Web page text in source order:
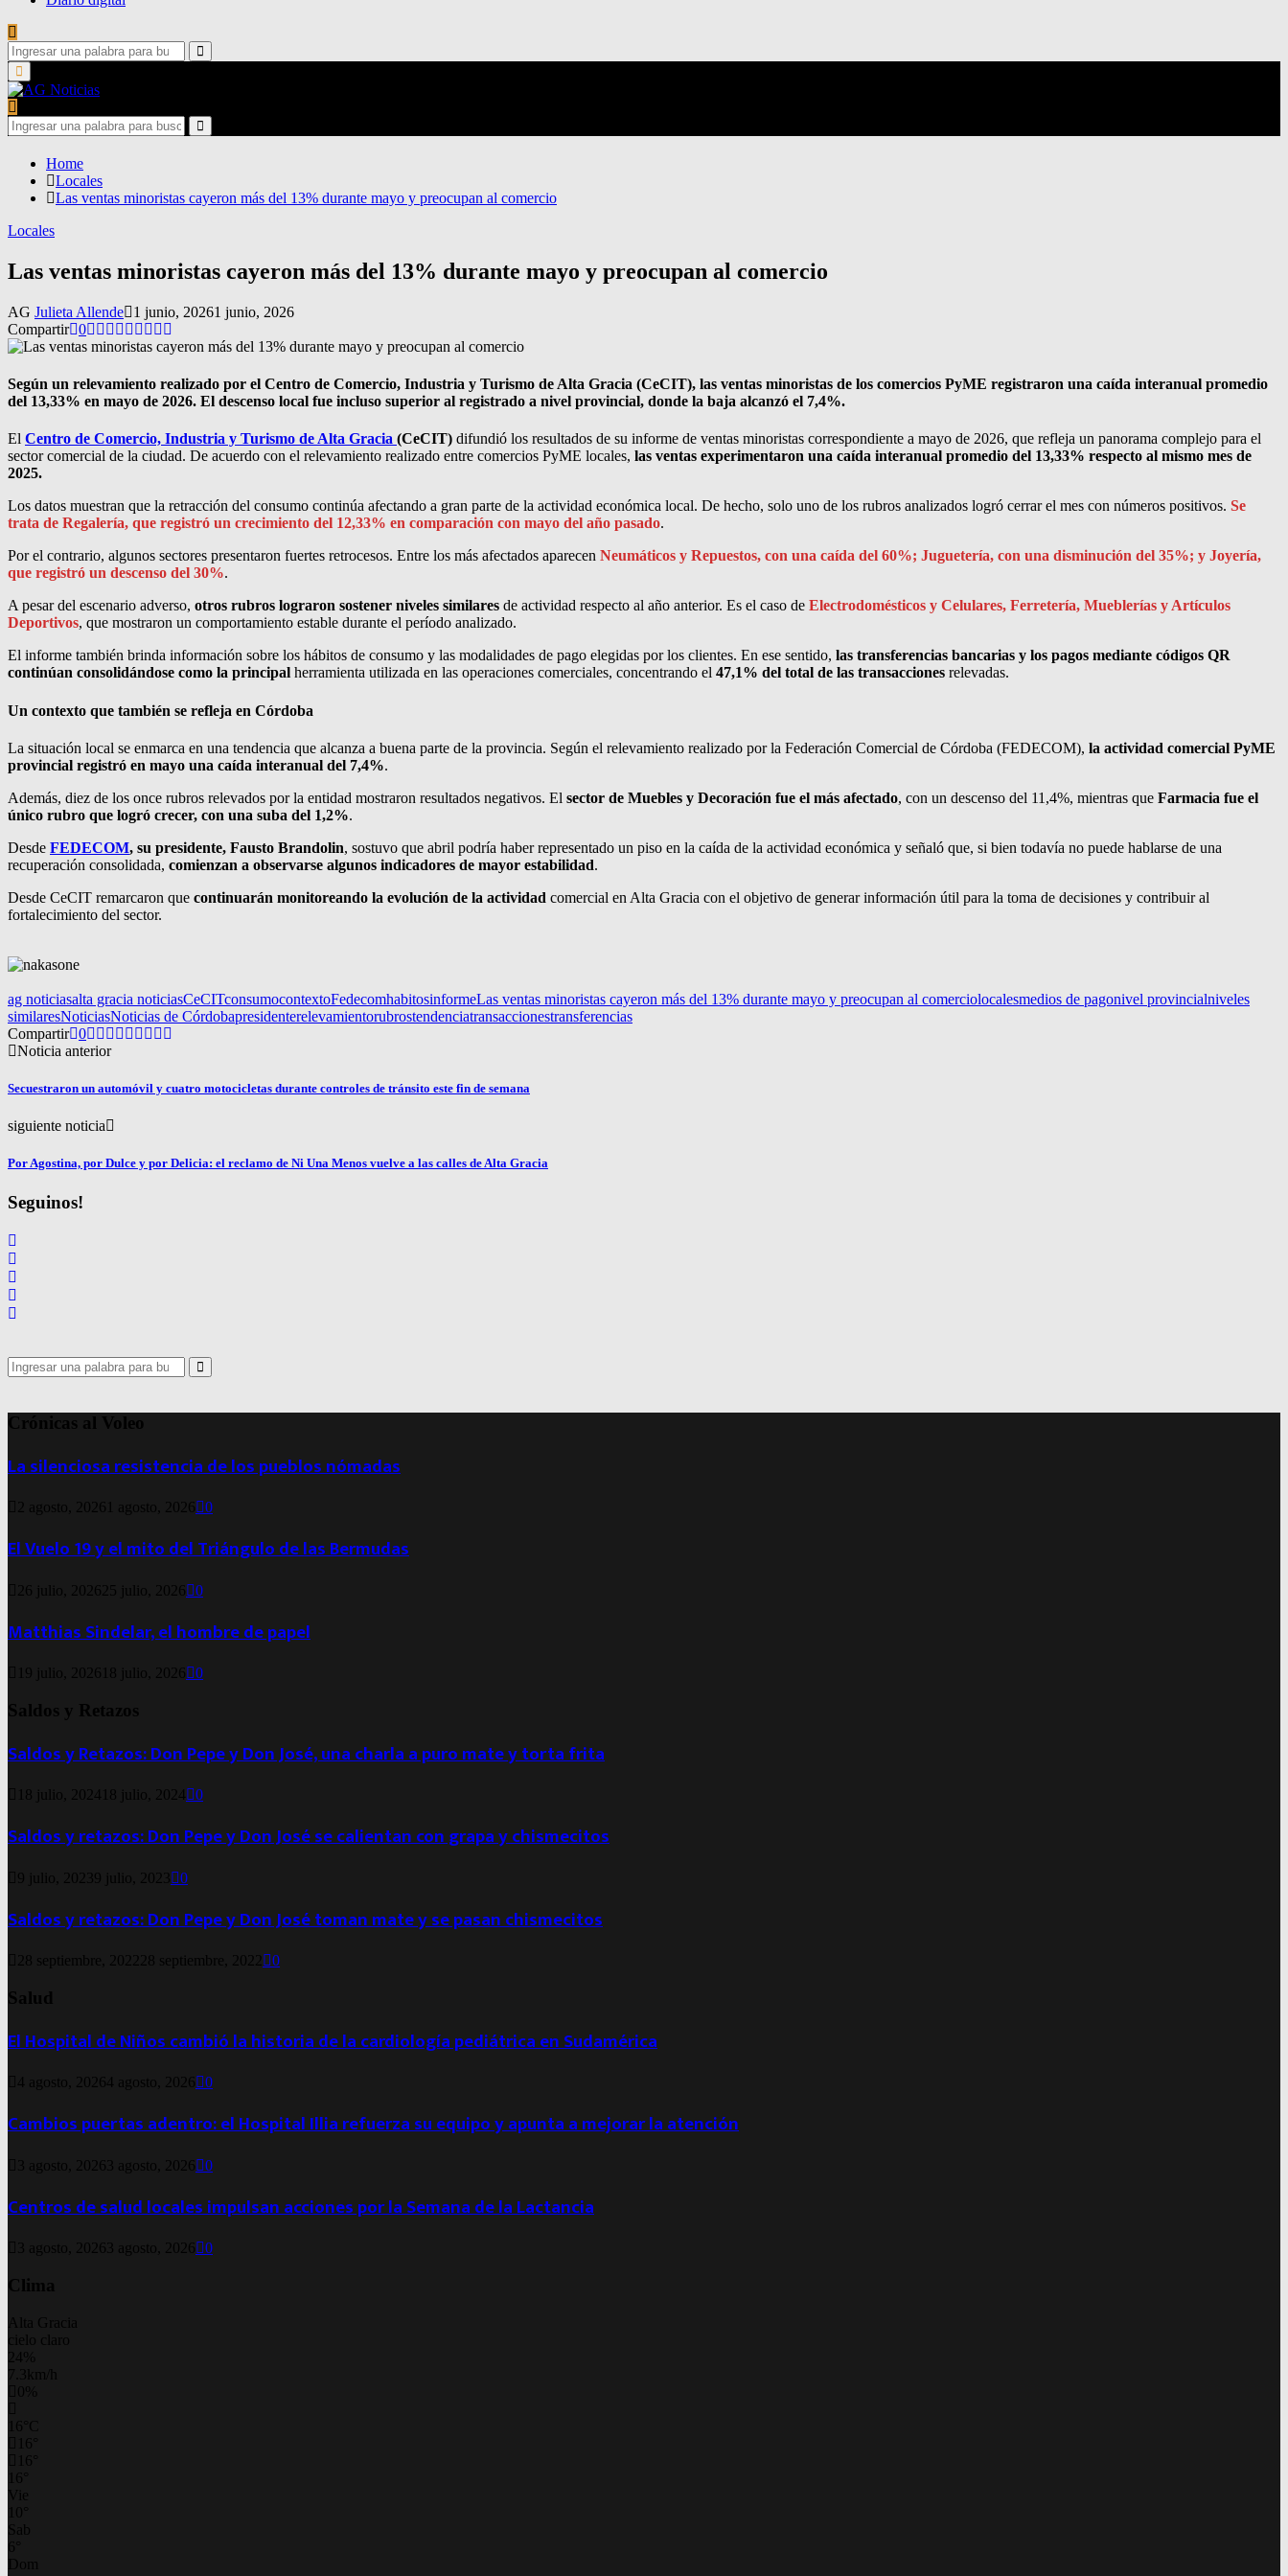
Search
for:
Search
Primary
Menu
Search
for:
Search
Home
Locales
Las ventas minoristas cayeron más del 13% durante mayo y preocupan al comercio
Locales
Las ventas minoristas cayeron más del 13% durante mayo y preocupan al comercio
AG Julieta Allende 1 junio, 20261 junio, 2026
Compartir 0
Según un relevamiento realizado por el Centro de Comercio, Industria y Turismo de Alta Gracia (CeCIT), las ventas minoristas de los comercios PyME registraron una caída interanual promedio
del 13,33% en mayo de 2026. El descenso local fue incluso superior al registrado a nivel provincial, donde la baja alcanzó el 7,4%.
El Centro de Comercio, Industria y Turismo de Alta Gracia (CeCIT) difundió los resultados de su informe de ventas minoristas correspondiente a mayo de 2026, que refleja un panorama complejo para el
sector comercial de la ciudad. De acuerdo con el relevamiento realizado entre comercios PyME locales, las ventas experimentaron una caída interanual promedio del 13,33% respecto al mismo mes de
2025.
Los datos muestran que la retracción del consumo continúa afectando a gran parte de la actividad económica local. De hecho, solo uno de los rubros analizados logró cerrar el mes con números positivos. Se
trata de Regalería, que registró un crecimiento del 12,33% en comparación con mayo del año pasado.
Por el contrario, algunos sectores presentaron fuertes retrocesos. Entre los más afectados aparecen Neumáticos y Repuestos, con una caída del 60%; Juguetería, con una disminución del 35%; y Joyería,
que registró un descenso del 30%.
A pesar del escenario adverso, otros rubros lograron sostener niveles similares de actividad respecto al año anterior. Es el caso de Electrodomésticos y Celulares, Ferretería, Mueblerías y Artículos
Deportivos, que mostraron un comportamiento estable durante el período analizado.
El informe también brinda información sobre los hábitos de consumo y las modalidades de pago elegidas por los clientes. En ese sentido, las transferencias bancarias y los pagos mediante códigos QR
continúan consolidándose como la principal herramienta utilizada en las operaciones comerciales, concentrando el 47,1% del total de las transacciones relevadas.
Un contexto que también se refleja en Córdoba
La situación local se enmarca en una tendencia que alcanza a buena parte de la provincia. Según el relevamiento realizado por la Federación Comercial de Córdoba (FEDECOM), la actividad comercial PyME
provincial registró en mayo una caída interanual del 7,4%.
Además, diez de los once rubros relevados por la entidad mostraron resultados negativos. El sector de Muebles y Decoración fue el más afectado, con un descenso del 11,4%, mientras que Farmacia fue el
único rubro que logró crecer, con una suba del 1,2%.
Desde FEDECOM, su presidente, Fausto Brandolin, sostuvo que abril podría haber representado un piso en la caída de la actividad económica y señaló que, si bien todavía no puede hablarse de una
recuperación consolidada, comienzan a observarse algunos indicadores de mayor estabilidad.
Desde CeCIT remarcaron que continuarán monitoreando la evolución de la actividad comercial en Alta Gracia con el objetivo de generar información útil para la toma de decisiones y contribuir al
fortalecimiento del sector.
ag noticiasalta gracia noticiasCeCITconsumocontextoFedecomhabitosinformeLas ventas minoristas cayeron más del 13% durante mayo y preocupan al comerciolocalesmedios de pagonivel provincialniveles
similaresNoticiasNoticias de Córdobapresidenterelevamientorubrostendenciatransaccionestransferencias
Compartir 0
Noticia anterior
Secuestraron un automóvil y cuatro motocicletas durante controles de tránsito este fin de semana
siguiente noticia
Por Agostina, por Dulce y por Delicia: el reclamo de Ni Una Menos vuelve a las calles de Alta Gracia
Seguinos!
Search
for:
Search
Crónicas al Voleo
La silenciosa resistencia de los pueblos nómadas
2 agosto, 2026 1 agosto, 2026 0
El Vuelo 19 y el mito del Triángulo de las Bermudas
26 julio, 2026 25 julio, 2026 0
Matthias Sindelar, el hombre de papel
19 julio, 2026 18 julio, 2026 0
Saldos y Retazos
Saldos y Retazos: Don Pepe y Don José, una charla a puro mate y torta frita
18 julio, 2024 18 julio, 2024 0
Saldos y retazos: Don Pepe y Don José se calientan con grapa y chismecitos
9 julio, 20239 julio, 2023 0
Saldos y retazos: Don Pepe y Don José toman mate y se pasan chismecitos
28 septiembre, 2022 28 septiembre, 2022 0
Salud
El Hospital de Niños cambió la historia de la cardiología pediátrica en Sudamérica
4 agosto, 20264 agosto, 2026 0
Cambios puertas adentro: el Hospital Illia refuerza su equipo y apunta a mejorar la atención
3 agosto, 2026 3 agosto, 2026 0
Centros de salud locales impulsan acciones por la Semana de la Lactancia
3 agosto, 2026 3 agosto, 2026 0
Clima
Alta Gracia
cielo claro
24%
7.3km/h
0%
16 C
16
16
16
Vie
10
Sab
6
Dom